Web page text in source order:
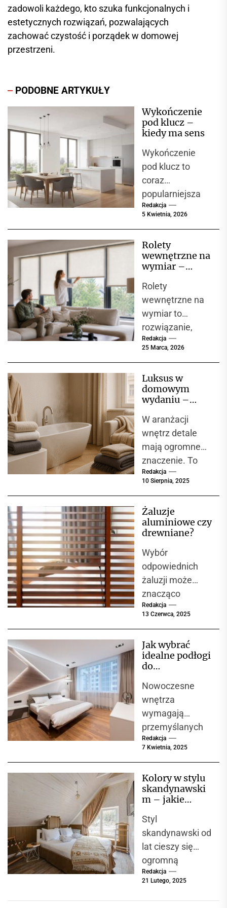
zadowoli każdego, kto szuka funkcjonalnych i
estetycznych rozwiązań, pozwalających
zachować czystość i porządek w domowej
przestrzeni.
PODOBNE ARTYKUŁY
Wykończenie
pod klucz –
kiedy ma sens
Wykończenie
pod klucz to
coraz
popularniejsza
opcja wśród
zakup nowego
mieszkania lub
to,...
Redakcja
5 Kwietnia, 2026
Rolety
wewnętrzne na
wymiar –
estetyka i
funkcjonalność
w jednym
rozwiązaniu
Rolety
wewnętrzne na
wymiar to
rozwiązanie,
które zyskuje
zarówno w
domach
jak i w
mieszkaniach,
apartamentach...
Redakcja
25 Marca, 2026
Luksus w
domowym
wydaniu –
domowe
VOSSEN i
tekstylia IBENA
jako synonim
komfortu i
jakości
W aranżacji
wnętrz detale
mają ogromne
znaczenie. To
właśnie one
charakter i
sprawiają, że
niej...
Redakcja
10 Sierpnia, 2025
Żaluzje
aluminiowe czy
drewniane?
Wybór
odpowiednich
żaluzji może
znacząco
wpłynąć na
użytkowania.
Decyzja między
aluminiowymi a
drewnianymi jest
często...
Redakcja
13 Czerwca, 2025
Jak wybrać
idealne podłogi
do
wnętrza?
Przegląd
materiałów i
propozycji
Nowoczesne
wnętrza
wymagają
przemyślanych
rozwiązań, które
wygląd,
funkcjonalność i
Do
najważniejszych
elementów
wyposażenia w
każdym domu i...
Redakcja
7 Kwietnia, 2025
Kolory w stylu
skandynawski
m – jakie
dominują i jak
je łączyć?
Styl
skandynawski od
lat cieszy się
ogromną
popularnością na
Jego
Redakcja
21 Lutego, 2025